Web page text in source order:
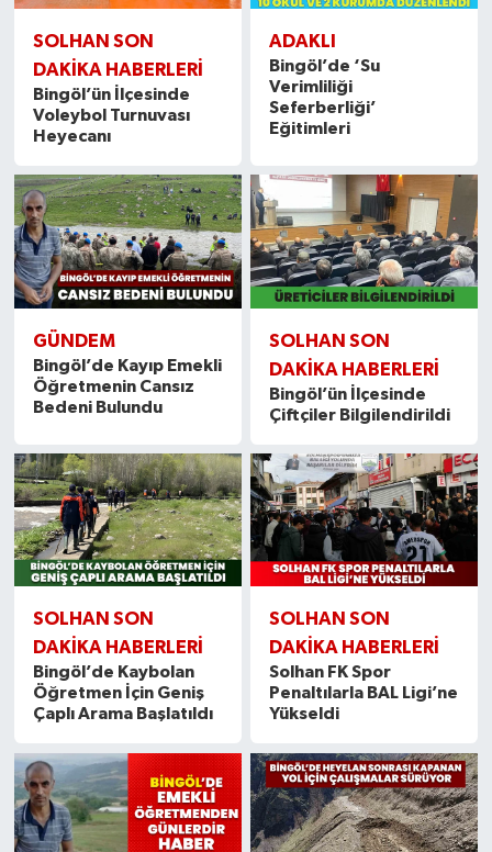
SOLHAN SON
DAKIKA HABERLERI
Bingöl’ün İlçesinde
Voleybol Turnuvası
Heyecanı
ADAKLI
Bingöl’de ‘Su
Verimliliği
Seferberliği’
Eğitimleri
GÜNDEM
Bingöl’de Kayıp Emekli
Öğretmenin Cansız
Bedeni Bulundu
SOLHAN SON
DAKIKA HABERLERI
Bingöl’ün İlçesinde
Çiftçiler Bilgilendirildi
SOLHAN SON
DAKIKA HABERLERI
Bingöl’de Kaybolan
Öğretmen İçin Geniş
Çaplı Arama Başlatıldı
SOLHAN SON
DAKIKA HABERLERI
Solhan FK Spor
Penaltılarla BAL Ligi’ne
Yükseldi